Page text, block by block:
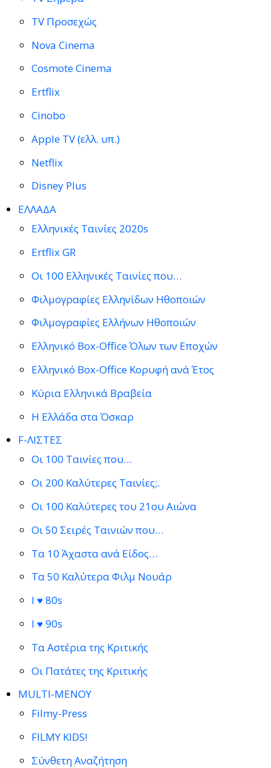
TV Προσεχώς
Nova Cinema
Cosmote Cinema
Ertflix
Cinobo
Apple TV (ελλ. υπ.)
Netflix
Disney Plus
ΕΛΛΑΔΑ
Ελληνικές Ταινίες 2020s
Ertflix GR
Οι 100 Ελληνικές Ταινίες που…
Φιλμογραφίες Ελληνίδων Ηθοποιών
Φιλμογραφίες Ελλήνων Ηθοποιών
Ελληνικό Box-Office Όλων των Εποχών
Ελληνικό Box-Office Κορυφή ανά Έτος
Κύρια Ελληνικά Βραβεία
Η Ελλάδα στα Όσκαρ
F-ΛΙΣΤΕΣ
Οι 100 Ταινίες που…
Οι 200 Καλύτερες Ταινίες;.
Οι 100 Καλύτερες του 21ου Αιώνα
Οι 50 Σειρές Ταινιών που…
Τα 10 Άχαστα ανά Είδος…
Τα 50 Καλύτερα Φιλμ Νουάρ
I ♥ 80s
I ♥ 90s
Τα Αστέρια της Κριτικής
Οι Πατάτες της Κριτικής
MULTI-ΜΕΝΟΥ
Filmy-Press
FILMY KIDS!
Σύνθετη Αναζήτηση